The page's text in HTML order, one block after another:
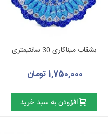
بشقاب میناکاری 30 سانتیمتری
1,750,000 تومان
افزودن به سبد خرید